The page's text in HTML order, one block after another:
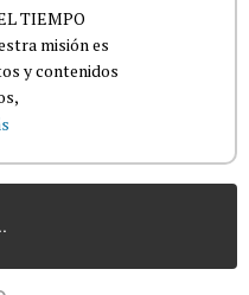
TIEMPO
misión es
y contenidos